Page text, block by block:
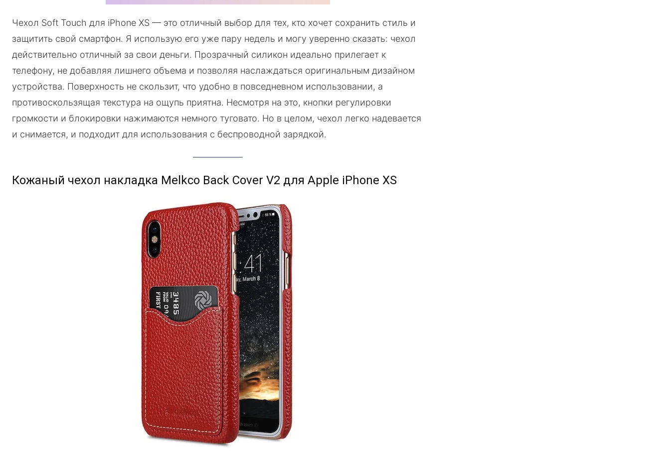
Чехол Soft Touch для iPhone XS — это отличный выбор для тех, кто хочет сохранить стиль и
защитить свой смартфон. Я использую его уже пару недель и могу уверенно сказать: чехол
действительно отличный за свои деньги. Прозрачный силикон идеально прилегает к
телефону, не добавляя лишнего объема и позволяя наслаждаться оригинальным дизайном
устройства. Поверхность не скользит, что удобно в повседневном использовании, а
противоскользящая текстура на ощупь приятна. Несмотря на это, кнопки регулировки
громкости и блокировки нажимаются немного туговато. Но в целом, чехол легко надевается
и снимается, и подходит для использования с беспроводной зарядкой.
Кожаный чехол накладка Melkco Back Cover V2 для Apple iPhone XS